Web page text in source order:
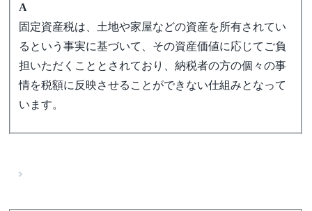
A
固定資産税は、土地や家屋などの資産を所有されてい
るという事実に基づいて、その資産価値に応じてご負
担いただくこととされており、納税者の方の個々の事
情を税額に反映させることができない仕組みとなって
います。